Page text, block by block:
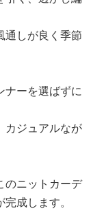
通しが良く季節
ナーを選ばずに
カジュアルなが
のニットカーデ
成します。